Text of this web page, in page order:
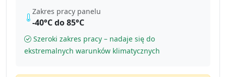
Zakres pracy panelu
-40°C do 85°C
Szeroki zakres pracy – nadaje się do
ekstremalnych warunków klimatycznych